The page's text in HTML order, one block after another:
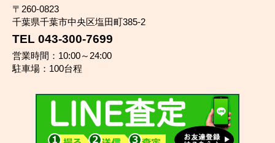
〒260-0823
千葉県千葉市中央区塩田町385-2
TEL 043-300-7699
営業時間：10:00～24:00
駐車場：100台程